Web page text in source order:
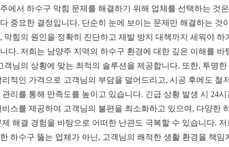
에서 하수구 막힘 문제를 해결하기 위해 업체를 선택하는 것
중요한 결정입니다. 단순히 눈에 보이는 문제만 해결하는 것
막힘의 원인을 정확히 진단하고 재발 방지 대책까지 세워야 하
다. 저희는 남양주 지역의 하수구 환경에 대한 깊은 이해를 바
객님의 상황에 맞는 최적의 솔루션을 제공합니다. 또한, 투명한
리적인 가격으로 고객님의 부담을 덜어드리고, 시공 후에도 철
관리를 통해 만족도를 높이고 있습니다. 긴급 상황 발생 시 24시
비스를 제공하여 고객님의 불편을 최소화하고 있으며, 다양한
제 해결 경험을 바탕으로 어떠한 난관도 극복할 수 있습니다. 저
하수구 뚫는 업체가 아닌, 고객님의 쾌적한 생활 환경을 책임